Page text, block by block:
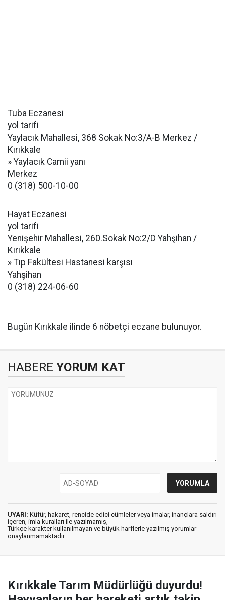
Tuba Eczanesi
yol tarifi
Yaylacık Mahallesi, 368 Sokak No:3/A-B Merkez /
Kırıkkale
» Yaylacık Camii yanı
Merkez
0 (318) 500-10-00
Hayat Eczanesi
yol tarifi
Yenişehir Mahallesi, 260.Sokak No:2/D Yahşihan /
Kırıkkale
» Tıp Fakültesi Hastanesi karşısı
Yahşihan
0 (318) 224-06-60
Bugün Kırıkkale ilinde 6 nöbetçi eczane bulunuyor.
HABERE YORUM KAT
UYARI: Küfür, hakaret, rencide edici cümleler veya imalar, inançlara saldırı
içeren, imla kuralları ile yazılmamış,
Türkçe karakter kullanılmayan ve büyük harflerle yazılmış yorumlar
onaylanmamaktadır.
Kırıkkale Tarım Müdürlüğü duyurdu!